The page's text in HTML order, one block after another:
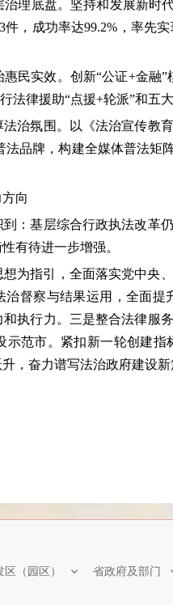
底盘。坚持和发展新时代
，成功率达99.2%，率先
实效。创新“公证+金融”
法律援助“点援+轮派”和五
氛围。以《法治宣传教育
法品牌，构建全媒体普法
向
基层综合行政执法改革
有待进一步增强。
指引，全面落实党中央
治督察与结果运用，全面
执行力。三是整合法律服
示范市。紧扣新一轮创建
，奋力谱写法治政府建设新
（园区） 省政府及部门